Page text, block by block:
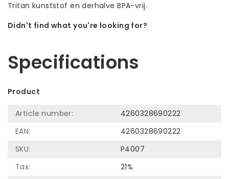
Tritan kunststof en derhalve BPA-vrij.
Didn't find what you're looking for?
Specifications
Product
Article number:
4260328690222
EAN:
4260328690222
SKU:
P4007
Tax:
21%